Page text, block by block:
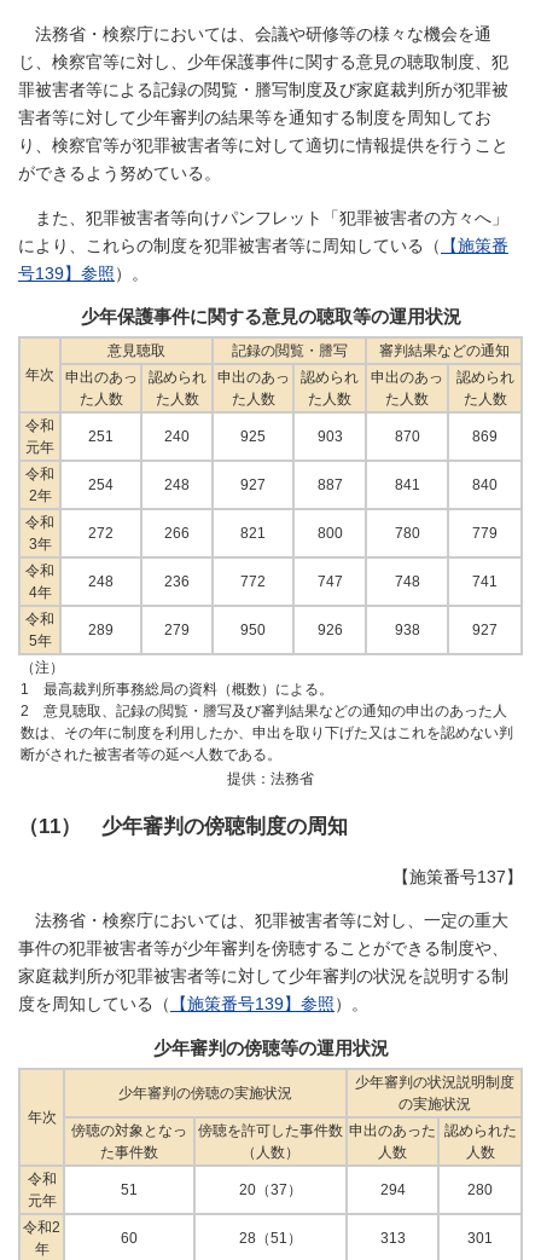
法務省・検察庁においては、会議や研修等の様々な機会を通
じ、検察官等に対し、少年保護事件に関する意見の聴取制度、犯
罪被害者等による記録の閲覧・謄写制度及び家庭裁判所が犯罪被
害者等に対して少年審判の結果等を通知する制度を周知してお
り、検察官等が犯罪被害者等に対して適切に情報提供を行うこと
ができるよう努めている。
また、犯罪被害者等向けパンフレット「犯罪被害者の方々へ」
により、これらの制度を犯罪被害者等に周知している（
【施策番
号139】参照 ）。
少年保護事件に関する意見の聴取等の運用状況
年次
意見聴取 記録の閲覧・謄写
審判結果などの通知
申出のあっ
た人数
認められ
た人数
申出のあっ
た人数
認められ
た人数
申出のあっ
た人数
認められ
た人数
令和
元年
251 240 925 903 870 869
令和
2年
254 248 927 887 841 840
令和
3年
272 266 821 800 780 779
令和
4年
248 236 772 747 748 741
令和
5年
289 279 950 926 938 927
（注）
1 最高裁判所事務総局の資料（概数）による。
2 意見聴取、記録の閲覧・謄写及び審判結果などの通知の申出のあった人
数は、その年に制度を利用したか、申出を取り下げた又はこれを認めない判
断がされた被害者等の延べ人数である。
提供：法務省
（11） 少年審判の傍聴制度の周知
【施策番号137】
法務省・検察庁においては、犯罪被害者等に対し、一定の重大
事件の犯罪被害者等が少年審判を傍聴することができる制度や、
家庭裁判所が犯罪被害者等に対して少年審判の状況を説明する制
度を周知している（
【施策番号139】参照 ）。
少年審判の傍聴等の運用状況
年次
少年審判の傍聴の実施状況
少年審判の状況説明制度
の実施状況
傍聴の対象となっ
た事件数
傍聴を許可した事件数
（人数）
申出のあった
人数
認められた
人数
令和
元年
51 20（37） 294 280
令和2
年
60 28（51） 313 301